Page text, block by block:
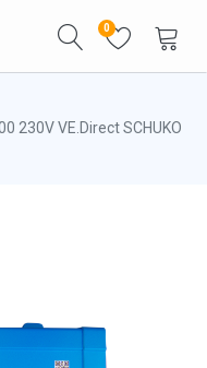
0
230V VE.Direct SCHUKO